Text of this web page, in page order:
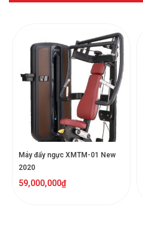
Máy đẩy ngực XMTM-01 New
2020
59,000,000₫